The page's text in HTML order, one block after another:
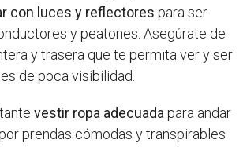
con luces y reflectores para ser
y peatones. Asegúrate de
y trasera que te permita ver y ser
de poca visibilidad.
vestir ropa adecuada para andar
prendas cómodas y transpirables